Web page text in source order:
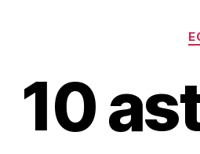
10